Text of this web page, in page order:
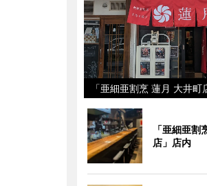
「亜細亜割烹 蓮月 大井町
「亜細亜割
店」店内